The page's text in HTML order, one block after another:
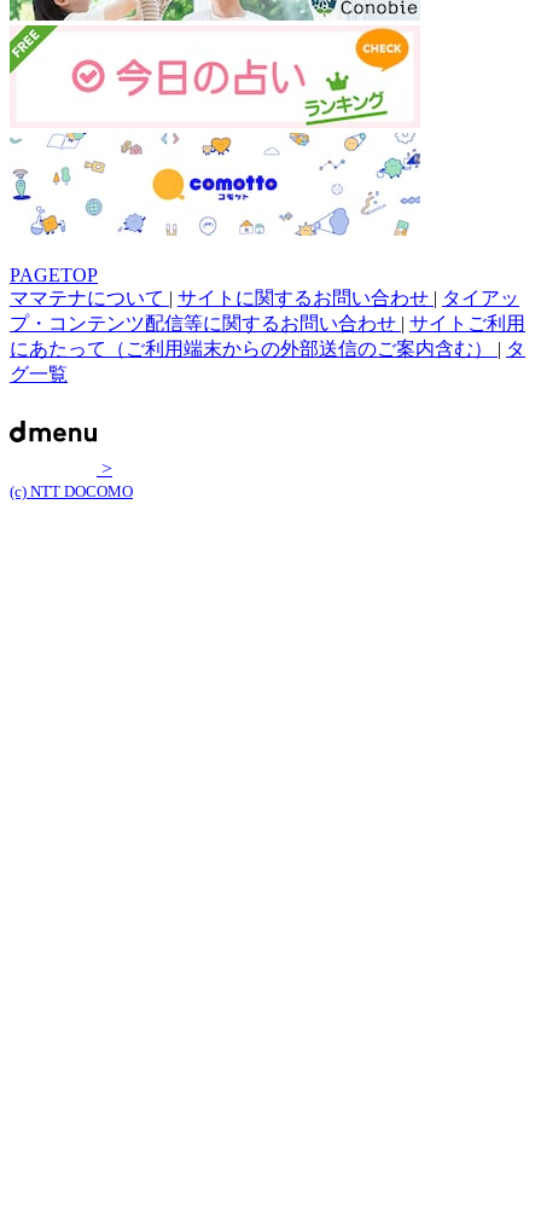
PAGETOP
ママテナについて | サイトに関するお問い合わせ | タイアッ
プ・コンテンツ配信等に関するお問い合わせ | サイトご利用
にあたって（ご利用端末からの外部送信のご案内含む） | タ
グ一覧
>
(c) NTT DOCOMO